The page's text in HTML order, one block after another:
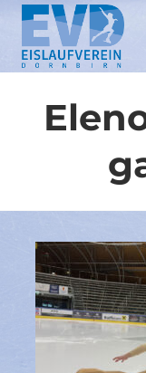
Springe
zum
Inhalt